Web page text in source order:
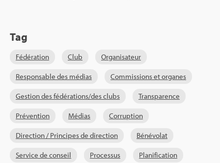
Tag
Fédé­ra­tion Club Orga­ni­sa­teur
Res­pon­sable des médias Com­mis­sions et organes
Ges­tion des fédé­ra­tions/des clubs Trans­pa­rence
Pré­ven­tion Médias Cor­rup­tion
Direc­tion / Prin­cipes de direc­tion Béné­vo­lat
Ser­vice de conseil Pro­ces­sus Pla­ni­fi­ca­tion